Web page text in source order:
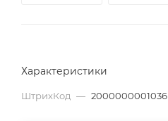
Характеристики
ШтрихКод — 2000000001036